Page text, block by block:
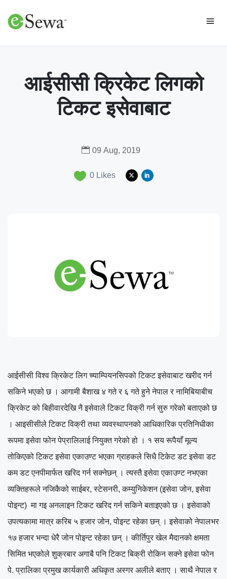
आईसीसी क्रिकेट लिगको
टिकट इसेवाबाट
09 Aug, 2019
0Likes
आईसीसी विश्व क्रिकेट लिग च्याम्पियनसिपको टिकट इसेवाबाट खरीद गर्न
सकिने भएको छ । आगामी बैशाख ४ गते र ६ गते हुने नेपाल र नामिबियाबीच
क्रिकेट को बिहीवारदेखि नै इसेवाले टिकट विक्री गर्न सुरु गरेको बताएको छ
। आइसीसीले टिकट विक्री तथा व्यवस्थापनको आधिकारिक प्रतिनिधीका
रूपमा इसेवा फोन पेप्रालिलाई नियुक्त गरेको हो । १ सय रूपैयाँ मूल्य
तोकिएको टिकट इसेवा एकाउण्ट भएका ग्राहकले सिधै टिकेट डट इसेवा डट
कम डट एनपीमार्फत खरिद गर्न सक्नेछन् । त्यस्तै इसेवा एकाउण्ट नभएका
व्यक्तिहरूले नजिकैको साईबर, स्टेसनरी, कम्युनिकेशन (इसेवा जोन, इसेवा
पोइन्ट) मा गइ अनलाइन टिकट खरिद गर्न सकिने बताइएको छ । इसेवाको
उपत्यकामा मात्र करिब ५ हजार जोन, पोइन्ट रहेका छन् । इसेवाको नेपालभर
१७ हजार भन्दा धेरै जोन पोइन्ट रहेका छन् । कीर्तिपुर खेल मैदानको क्षमता
सिमित भएकोले शुक्रबार अगाबै पनि टिकट बिक्री रोकिन सक्ने इसेवा फोन
पे. प्रालिका प्रमुख कार्यकारी अधिकृत अस्गर अलीले बताए । साथै नेपाल र